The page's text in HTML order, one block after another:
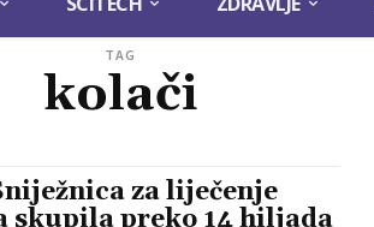
TAG
kolači
za liječenje
skupila preko 14 hiljada